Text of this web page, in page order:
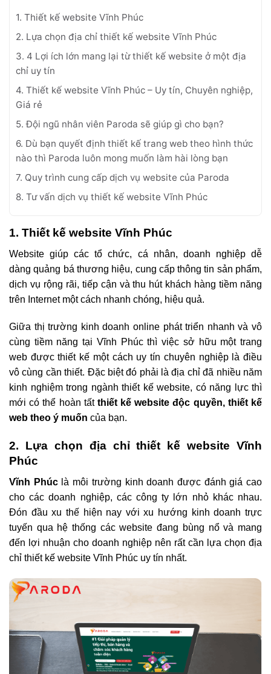
1. Thiết kế website Vĩnh Phúc
2. Lựa chọn địa chỉ thiết kế website Vĩnh Phúc
3. 4 Lợi ích lớn mang lại từ thiết kế website ở một địa
chỉ uy tín
4. Thiết kế website Vĩnh Phúc – Uy tín, Chuyên nghiệp,
Giá rẻ
5. Đội ngũ nhân viên Paroda sẽ giúp gì cho bạn?
6. Dù bạn quyết định thiết kế trang web theo hình thức
nào thì Paroda luôn mong muốn làm hài lòng bạn
7. Quy trình cung cấp dịch vụ website của Paroda
8. Tư vấn dịch vụ thiết kế website Vĩnh Phúc
1. Thiết kế website Vĩnh Phúc
Website giúp các tổ chức, cá nhân, doanh nghiệp dễ
dàng quảng bá thương hiệu, cung cấp thông tin sản phẩm,
dịch vụ rộng rãi, tiếp cận và thu hút khách hàng tiềm năng
trên Internet một cách nhanh chóng, hiệu quả.
Giữa thị trường kinh doanh online phát triển nhanh và vô
cùng tiềm năng tại Vĩnh Phúc thì việc sở hữu một trang
web được thiết kế một cách uy tín chuyên nghiệp là điều
vô cùng cần thiết. Đặc biệt đó phải là địa chỉ đã nhiều năm
kinh nghiệm trong ngành thiết kế website, có năng lực thì
mới có thể hoàn tất thiết kế website độc quyền, thiết kế
web theo ý muốn của bạn.
2. Lựa chọn địa chỉ thiết kế website Vĩnh
Phúc
Vĩnh Phúclà môi trường kinh doanh được đánh giá cao
cho các doanh nghiệp, các công ty lớn nhỏ khác nhau.
Đón đầu xu thế hiện nay với xu hướng kinh doanh trực
tuyến qua hệ thống các website đang bùng nổ và mang
đến lợi nhuận cho doanh nghiệp nên rất cần lựa chọn địa
chỉ thiết kế website Vĩnh Phúc uy tín nhất.